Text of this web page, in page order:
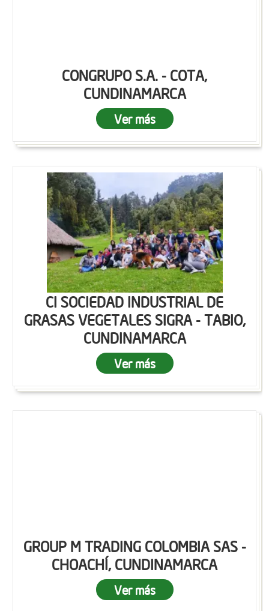
CONGRUPO S.A. - COTA,
CUNDINAMARCA
Ver más
CI SOCIEDAD INDUSTRIAL DE
GRASAS VEGETALES SIGRA - TABIO,
CUNDINAMARCA
Ver más
GROUP M TRADING COLOMBIA SAS -
CHOACHÍ, CUNDINAMARCA
Ver más